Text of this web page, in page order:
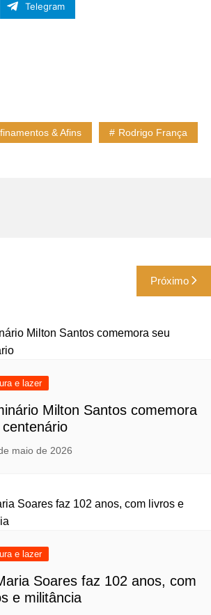
Telegram
& Afins Rodrigo França
Próximo
e lazer
Milton Santos comemora
maio de 2026
e lazer
Soares faz 102 anos, com
e militância